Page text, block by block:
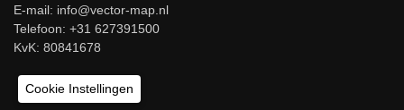
E-mail: info@vector-map.nl
Telefoon: +31 627391500
KvK: 80841678
Cookie Instellingen